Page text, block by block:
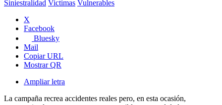
Siniestralidad Victimas Vulnerables
X
Facebook
Bluesky
Mail
Copiar URL
Mostrar QR
Ampliar letra
La campaña recrea accidentes reales pero, en esta ocasión,